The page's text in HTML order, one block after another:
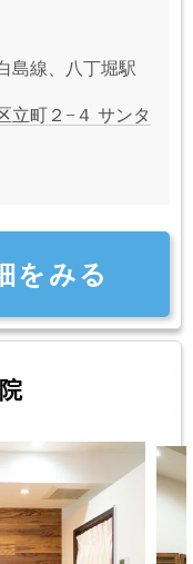
島線、八丁堀駅
立町２−４ サンタ
をみる